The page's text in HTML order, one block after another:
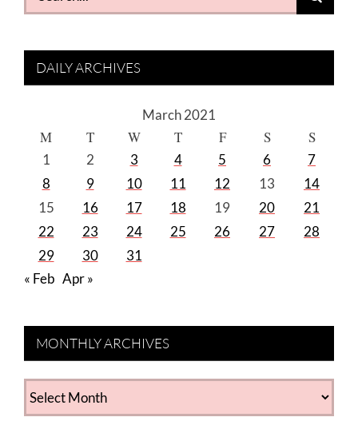
for:
DAILY ARCHIVES
March 2021
M T W T F S S
1 2 3 4 5 6
7
8
9 10 11 12 13
14
15
16 17 18 19 20
21
22
23 24 25 26 27
28
29
30
31
« Feb Apr »
MONTHLY ARCHIVES
MONTHLY
ARCHIVES